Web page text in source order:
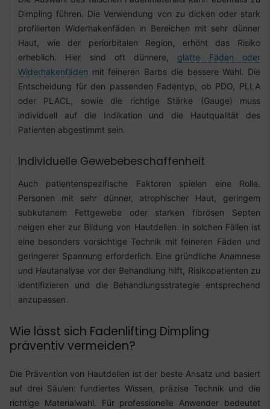
Dimpling führen. Die Verwendung von zu dicken oder stark
profilierten Widerhakenfäden in Bereichen mit sehr dünner
Haut, wie der periorbitalen Region, erhöht das Risiko
erheblich. Hier sind oft dünnere, glatte Fäden oder
Widerhakenfäden mit feineren Barbs die bessere Wahl. Die
Entscheidung für den passenden Fadentyp, ob PDO, PLLA
oder PLACL, sowie die richtige Stärke (Gauge) muss
individuell auf die Indikation und die Hautqualität des
Patienten abgestimmt sein.
Individuelle Gewebebeschaffenheit
Auch patientenspezifische Faktoren spielen eine Rolle.
Personen mit sehr dünner, atrophischer Haut, geringem
subkutanem Fettgewebe oder starken fibrösen Septen
neigen eher zur Bildung von Hautdellen. In solchen Fällen ist
eine besonders vorsichtige Technik mit feineren Fäden und
geringerer Spannung erforderlich. Eine gründliche Anamnese
und Hautanalyse vor der Behandlung hilft, Risikopatienten zu
identifizieren und die Behandlungsstrategie entsprechend
anzupassen.
Wie lässt sich Fadenlifting Dimpling
präventiv vermeiden?
Die Prävention von Hautdellen ist der beste Ansatz und basiert
auf drei Säulen: fundiertes Wissen, präzise Technik und die
richtige Materialwahl. Für professionelle Anwender bedeutet